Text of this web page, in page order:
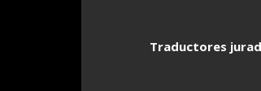
Traductores